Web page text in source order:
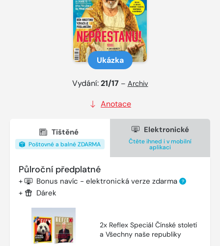
Ukázka
Vydání:21/17 – Archiv
Anotace
Tištěné
Poštovné a balné ZDARMA
Elektronické
Čtěte ihned i v mobilní
aplikaci
Půlroční předplatné
+ Bonus navíc - elektronická verze zdarma ?
+ Dárek
2x Reflex Speciál Čínské století
a Všechny naše republiky